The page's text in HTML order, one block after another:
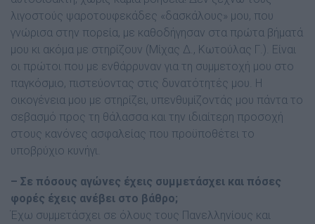
λιγοστούς ψαροτουφεκάδες «δασκάλους» µου, που
γνώρισα στην πορεία, µε καθοδήγησαν στα πρώτα βήµατά
µου κι ακόµα µε στηρίζουν (Μίχας ∆., Κωτούλας Γ.). Είναι
οι πρώτοι που µε ενθάρρυναν για τη συµµετοχή µου στο
παγκόσµιο, πιστεύοντας στις δυνατότητές µου. Η
οικογένεια µου µε στηρίζει, υπενθυµίζοντάς µου πάντα το
σεβασµό προς τη θάλασσα και την ιδιαίτερη προσοχή
στους κανόνες ασφαλείας που προϋποθέτει το
υποβρύχιο κυνήγι.
– Σε πόσους αγώνες έχεις συµµετάσχει και πόσες
φορές έχεις ανέβει στο βάθρο;
Έχω συµµετάσχει σε όλους τους Πανελληνίους και